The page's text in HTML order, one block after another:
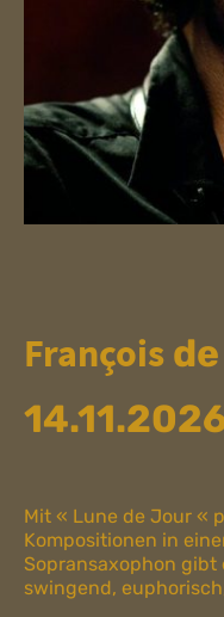
François
Mit « Lune de Jour «
Kompositionen in
Sopransaxophon gibt
swingend,